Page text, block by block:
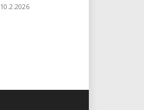
10.2.2026